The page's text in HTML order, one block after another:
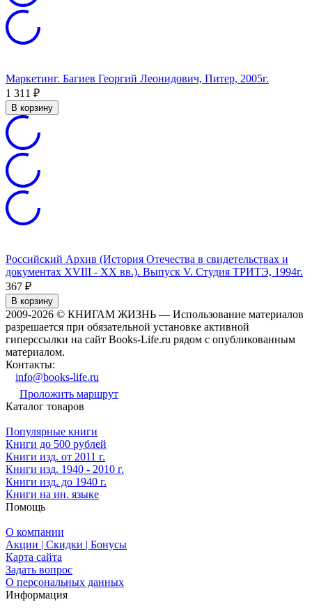
Маркетинг. Багиев Георгий Леонидович, Питер, 2005г.
1 311 ₽
В корзину
Российский Архив (История Отечества в свидетельствах и
документах XVIII - XX вв.). Выпуск V. Студия ТРИТЭ, 1994г.
367 ₽
В корзину
2009-2026 © КНИГАМ ЖИЗНЬ — Использование материалов
разрешается при обязательной установке активной
гиперссылки на сайт Books-Life.ru рядом с опубликованным
материалом.
Контакты:
info@books-life.ru
Проложить маршрут
Каталог товаров
Популярные книги
Книги до 500 рублей
Книги изд. от 2011 г.
Книги изд. 1940 - 2010 г.
Книги изд. до 1940 г.
Книги на ин. языке
Помощь
О компании
Акции | Скидки | Бонусы
Карта сайта
Задать вопрос
О персональных данных
Информация